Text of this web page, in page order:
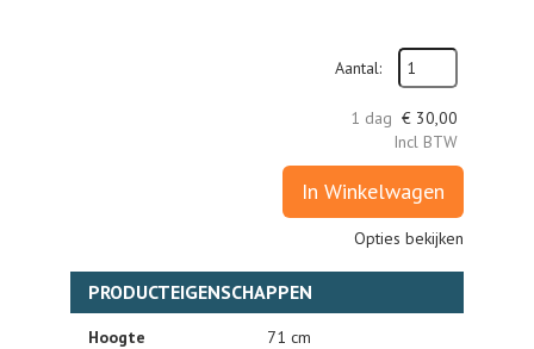
Aantal:
1 dag € 30,00
Incl BTW
In Winkelwagen
Opties bekijken
PRODUCTEIGENSCHAPPEN
Hoogte
71 cm